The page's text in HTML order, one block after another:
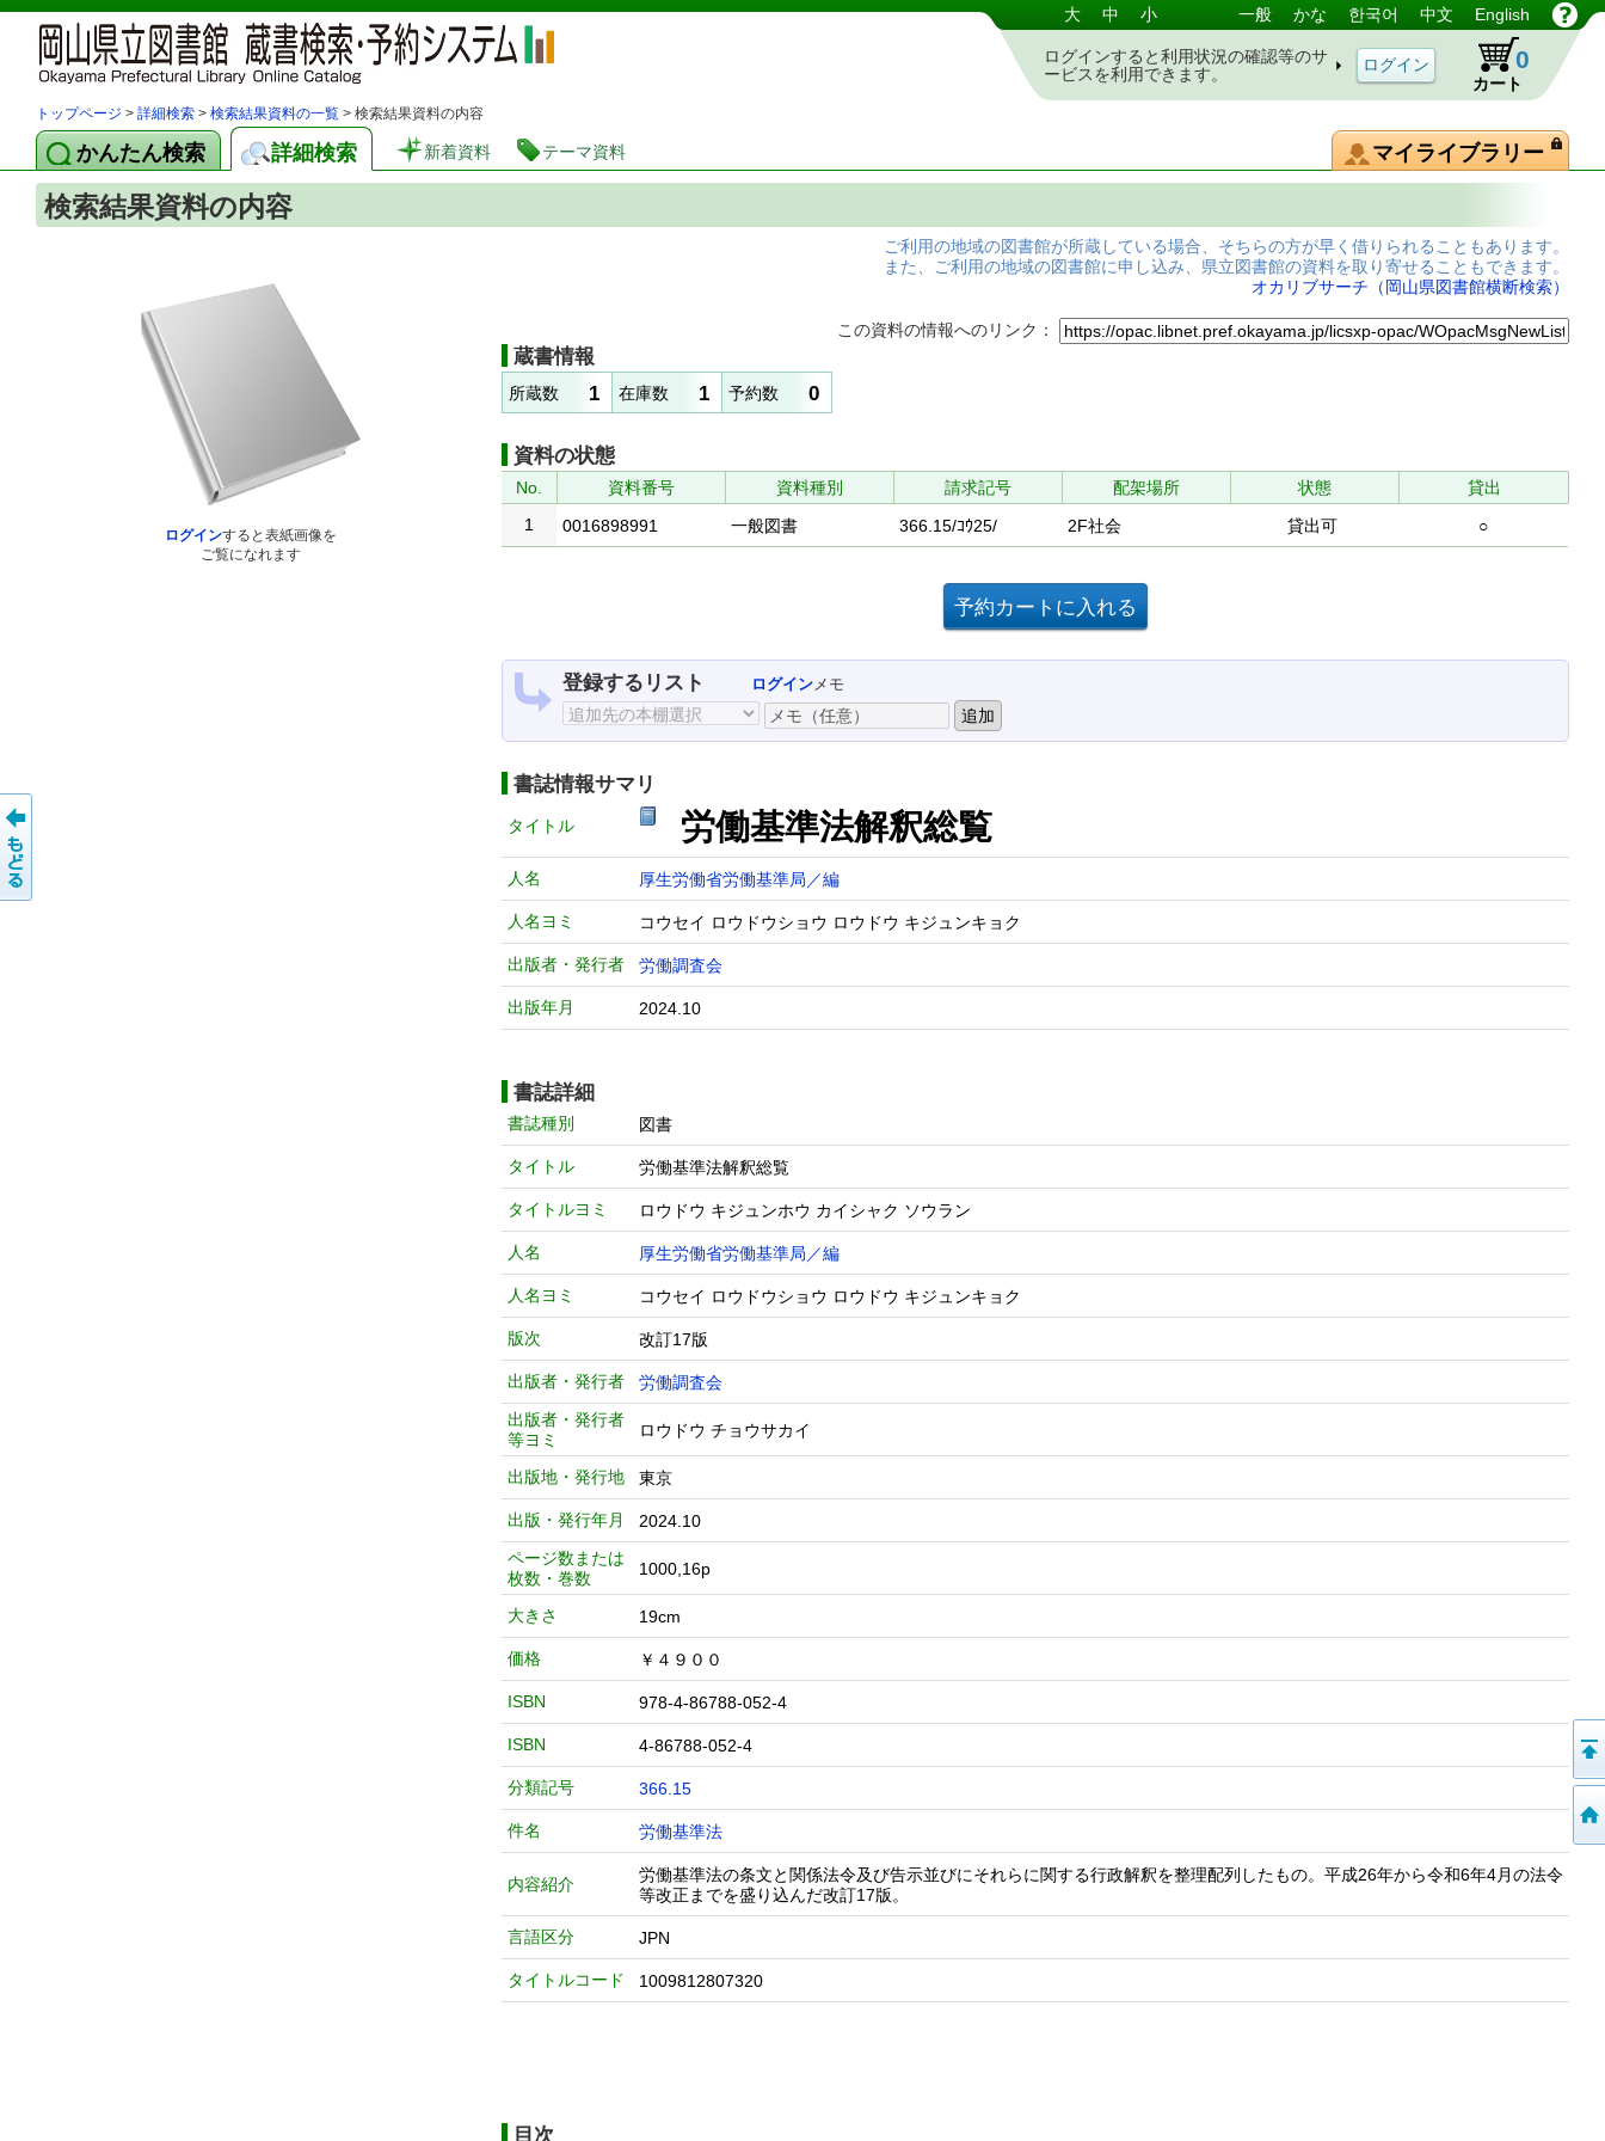
岡山県立図書館 蔵書検索・予約システム 大 中 小 一般 かな 한국어 中文 English
ログインすると利用状況の確認等のサ
ービスを利用できます。
カート
0
トップページ > 詳細検索 > 検索結果資料の一覧 > 検索結果資料の内容
かんたん検索 詳細検索 新着資料 テーマ資料 マイライブラリー
検索結果資料の内容
ログインすると表紙画像を
ご覧になれます
ご利用の地域の図書館が所蔵している場合、そちらの方が早く借りられることもあります。
また、ご利用の地域の図書館に申し込み、県立図書館の資料を取り寄せることもできます。
オカリブサーチ（岡山県図書館横断検索）
この資料の情報へのリンク：
蔵書情報
所蔵数 1 在庫数 1 予約数 0
資料の状態
No. 資料番号 資料種別 請求記号 配架場所 状態
貸出
1
0016898991 一般図書 366.15/ｺｳ25/ 2F社会 貸出可 ○
登録するリスト ログインメモ
書誌情報サマリ
タイトル 労働基準法解釈総覧
人名 厚生労働省労働基準局／編
人名ヨミ コウセイ ロウドウショウ ロウドウ キジュンキョク
出版者・発行者 労働調査会
出版年月 2024.10
書誌詳細
書誌種別 図書
タイトル 労働基準法解釈総覧
タイトルヨミ ロウドウ キジュンホウ カイシャク ソウラン
人名 厚生労働省労働基準局／編
人名ヨミ コウセイ ロウドウショウ ロウドウ キジュンキョク
版次 改訂17版
出版者・発行者
労働調査会
出版者・発行者
等ヨミ
ロウドウ チョウサカイ
出版地・発行地 東京
出版・発行年月
2024.10
ページ数または
枚数・巻数
1000,16p
大きさ 19cm
価格 ￥４９００
ISBN 978-4-86788-052-4
ISBN 4-86788-052-4
分類記号 366.15
件名 労働基準法
内容紹介
労働基準法の条文と関係法令及び告示並びにそれらに関する行政解釈を整理配列したもの。平成26年から令和6年4月の法令
等改正までを盛り込んだ改訂17版。
言語区分 JPN
タイトルコード 1009812807320
目次